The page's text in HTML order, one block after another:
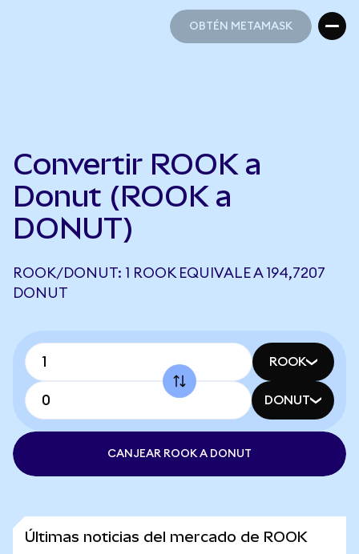
OBTÉN METAMASK
Convertir ROOK a
Donut (ROOK a
DONUT)
ROOK/DONUT: 1 ROOK EQUIVALE A 194,7207
DONUT
ROOK
DONUT
CANJEAR ROOK A DONUT
Últimas noticias del mercado de ROOK